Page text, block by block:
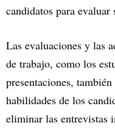
candidatos para
Las evaluaciones y las
de trabajo, como los
presentaciones,
habilidades de los
eliminar las entrevistas